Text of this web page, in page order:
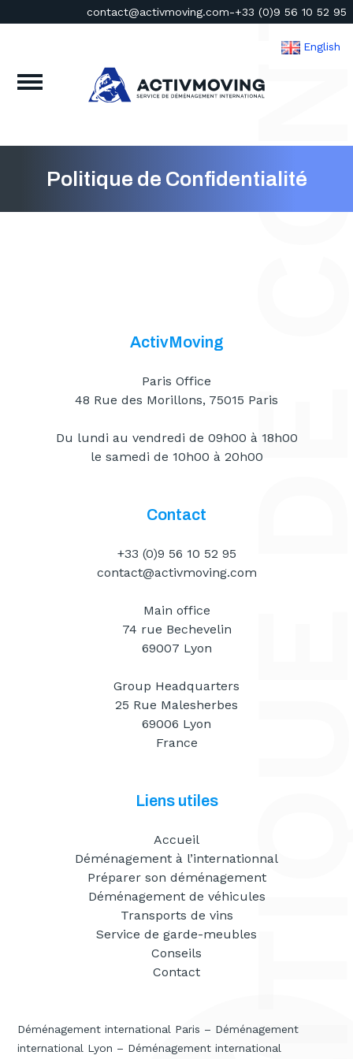
contact@activmoving.com-+33 (0)9 56 10 52 95
English
Politique de Confidentialité
ActivMoving
Paris Office
48 Rue des Morillons, 75015 Paris
Du lundi au vendredi de 09h00 à 18h00
le samedi de 10h00 à 20h00
Contact
+33 (0)9 56 10 52 95
contact@activmoving.com
Main office
74 rue Bechevelin
69007 Lyon
Group Headquarters
25 Rue Malesherbes
69006 Lyon
France
Liens utiles
Accueil
Déménagement à l’internationnal
Préparer son déménagement
Déménagement de véhicules
Transports de vins
Service de garde-meubles
Conseils
Contact
Déménagement international Paris – Déménagement
international Lyon – Déménagement international